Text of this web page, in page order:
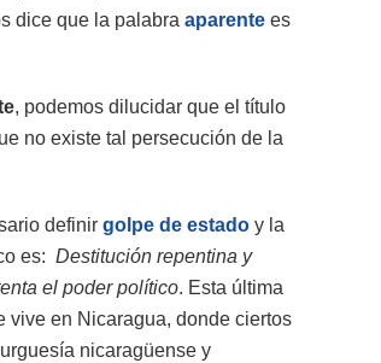
dice que la palabra aparente es
, podemos dilucidar que el título
no existe tal persecución de la
definir golpe de estado y la
es: Destitución repentina y
el poder político. Esta última
vive en Nicaragua, donde ciertos
nicaragüense y